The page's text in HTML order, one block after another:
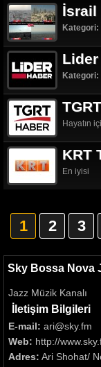
İsrail
Kategori:
Lider
Kategori:
Hayatın
KRT
En iyisi
1 2 3
Sky Bossa Nova
Jazz Müzik Kanalı
İletişim Bilgileri
E-mail: ari@sky.fm
Web: http://
Adres: Ari Shohat/